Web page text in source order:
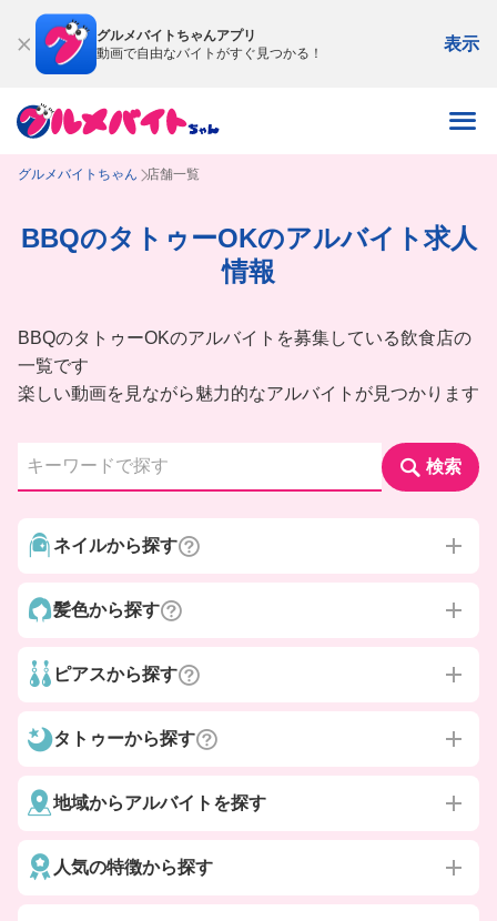
グルメバイトちゃんアプリ
動画で自由なバイトがすぐ見つかる！
表示
グルメバイトちゃん 店舗一覧
BBQのタトゥーOKのアルバイト求人
情報
BBQのタトゥーOKのアルバイトを募集している飲食店の
一覧です
楽しい動画を見ながら魅力的なアルバイトが見つかります
検索
ネイルから探す
髪色から探す
ピアスから探す
タトゥーから探す
地域からアルバイトを探す
人気の特徴から探す